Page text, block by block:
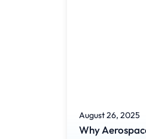
August 26, 2025
Why